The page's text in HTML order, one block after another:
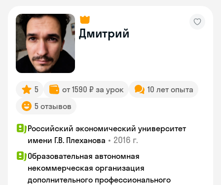
Дмитрий
5 от 1590 ₽ за урок
10 лет опыта
5 отзывов
Российский экономический университет
имени Г.В. Плеханова • 2016 г.
Образовательная автономная
некоммерческая организация
дополнительного профессионального